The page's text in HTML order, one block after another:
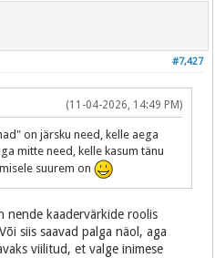
#7,427
(11-04-2026, 14:49 PM)
on järsku need, kelle aega
mitte need, kelle kasum tänu
suurem on
nende kaadervärkide roolis
siis saavad palga näol, aga
viilitud, et valge inimese